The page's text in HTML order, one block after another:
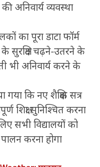
अनिवार्य व्यवस्था
का पूरा डाटा फॉर्म
सुरक्षित चढ़ने-उतरने के
भी अनिवार्य करने के
गया कि नए शैक्षिक सत्र
शिक्षा सुनिश्चित करना
सभी विद्यालयों को
करना होगा